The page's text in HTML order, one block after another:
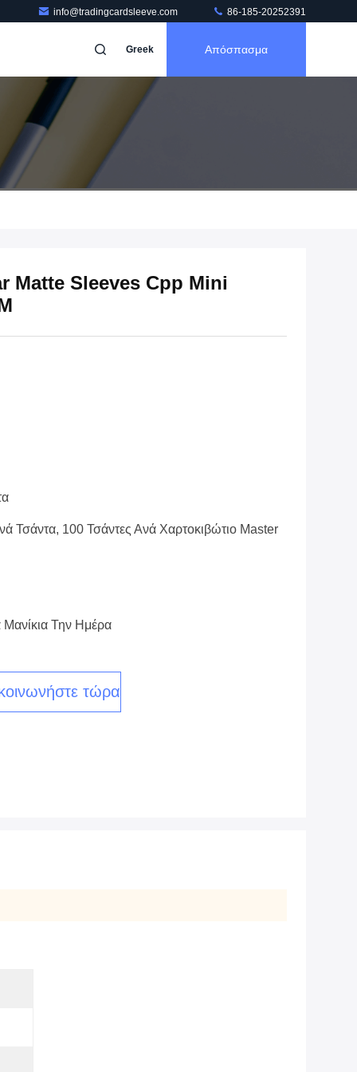
info@tradingcardsleeve.com 86-185-20252391
Greek Απόσπασμα
Matte Sleeves Cpp Mini
Τσάντα, 100 Τσάντες Ανά Χαρτοκιβώτιο Master
Μανίκια Την Ημέρα
τώρα